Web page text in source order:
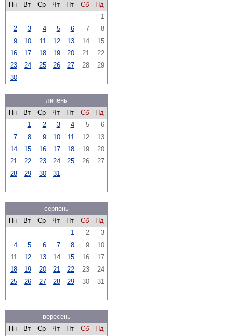
Пн
Вт Ср Чт Пт Сб
Нд
1
2
3 4 5 6 7
8
9
10 11 12 13 14
15
16
17 18 19 20 21
22
23
24 25 26 27 28
29
30
липень
Пн
Вт Ср Чт Пт Сб
Нд
1
2 3 4 5
6
7
8 9 10 11 12
13
14
15 16 17 18 19
20
21
22 23 24 25 26
27
28
29 30 31
серпень
Пн
Вт Ср Чт Пт Сб
Нд
1
2
3
4
5 6 7 8 9
10
11
12 13 14 15 16
17
18
19 20 21 22 23
24
25
26 27 28 29 30 31
вересень
Пн
Вт Ср Чт Пт Сб
Нд